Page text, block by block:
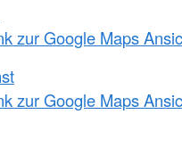
zur Google Maps
zur Google Maps